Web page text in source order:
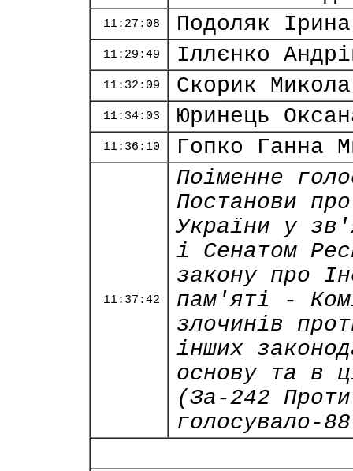
11:27:08 Подоляк
11:29:49 Іллєнко
11:32:09 Скорик
11:34:03 Юринець
11:36:10 Гопко Ганна
11:37:42
Поіменне
Постанови
України у
і Сенатом
закону про
пам'яті -
злочинів
інших
основу та в
(За-242
голосувало-